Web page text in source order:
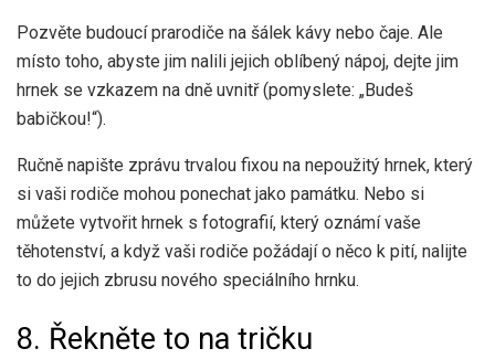
Pozvěte budoucí prarodiče na šálek kávy nebo čaje. Ale
místo toho, abyste jim nalili jejich oblíbený nápoj, dejte jim
hrnek se vzkazem na dně uvnitř (pomyslete: „Budeš
babičkou!“).
Ručně napište zprávu trvalou fixou na nepoužitý hrnek, který
si vaši rodiče mohou ponechat jako památku. Nebo si
můžete vytvořit hrnek s fotografií, který oznámí vaše
těhotenství, a když vaši rodiče požádají o něco k pití, nalijte
to do jejich zbrusu nového speciálního hrnku.
8. Řekněte to na tričku